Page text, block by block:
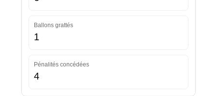
Ballons grattés
1
Pénalités concédées
4